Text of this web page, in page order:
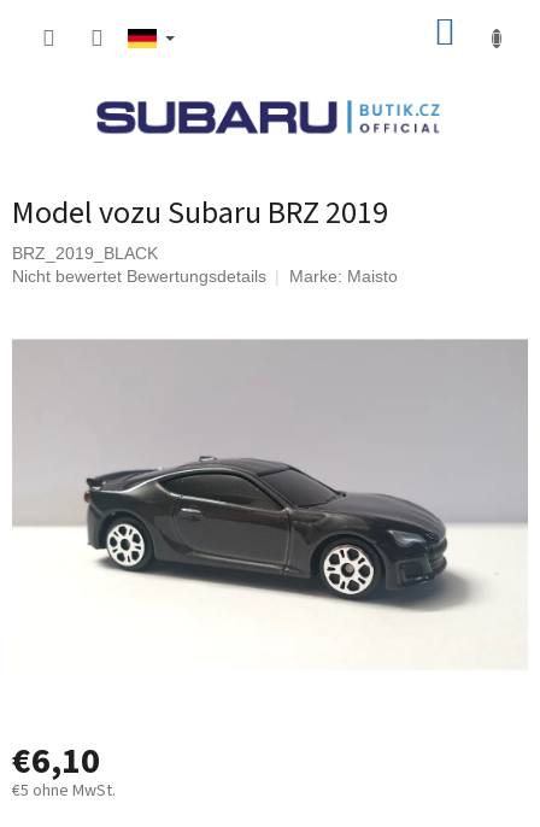
Model vozu Subaru BRZ 2019
BRZ_2019_BLACK
Die
ist
Nicht bewertet Bewertungsdetails Marke: Maisto
€6,10
€5 ohne MwSt.